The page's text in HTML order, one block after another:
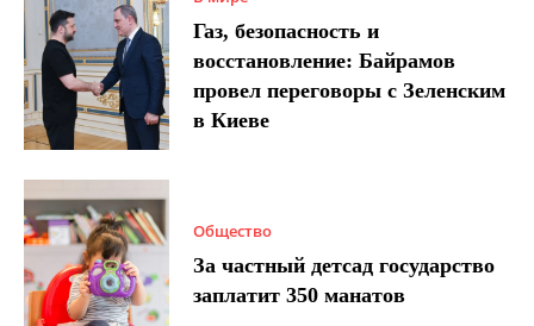
Газ, безопасность и
восстановление: Байрамов
провел переговоры с Зеленским
в Киеве
Общество
За частный детсад государство
заплатит 350 манатов